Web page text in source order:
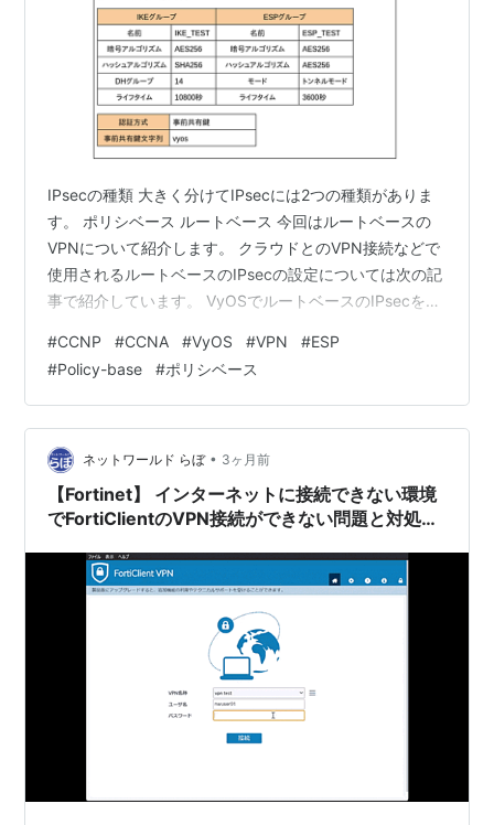
IPsecの種類 大きく分けてIPsecには2つの種類がありま
す。 ポリシベース ルートベース 今回はルートベースの
VPNについて紹介します。 クラウドとのVPN接続などで
使用されるルートベースのIPsecの設定については次の記
事で紹介しています。 VyOSでルートベースのIPsecを設
の手順で設定を行います。 IKEグループを作成する ESP
グループを作成する ピア定義の作成を行う トンネル定義
を作成する VPNインタフェースを指定する （事前共有鍵
を設定する） それぞれ、Ciscoの設定と比べると次のよ
うになります。 Cisc…
#CCNP #CCNA #VyOS #VPN #ESP
#Policy-base #ポリシベース
ネットワールド らぼ • 3ヶ月前
【Fortinet】 インターネットに接続できない環境
でFortiClientのVPN接続ができない問題と対処方